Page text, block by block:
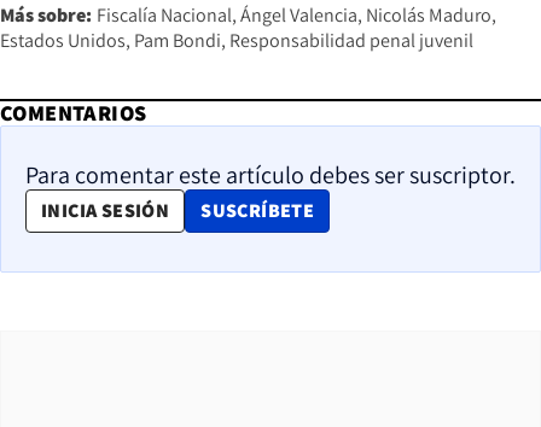
Más sobre: Fiscalía Nacional Ángel Valencia Nicolás Maduro
Estados Unidos Pam Bondi Responsabilidad penal juvenil
COMENTARIOS
Para comentar este artículo debes ser suscriptor.
INICIA SESIÓN SUSCRÍBETE
OPENS IN NEW WINDOW